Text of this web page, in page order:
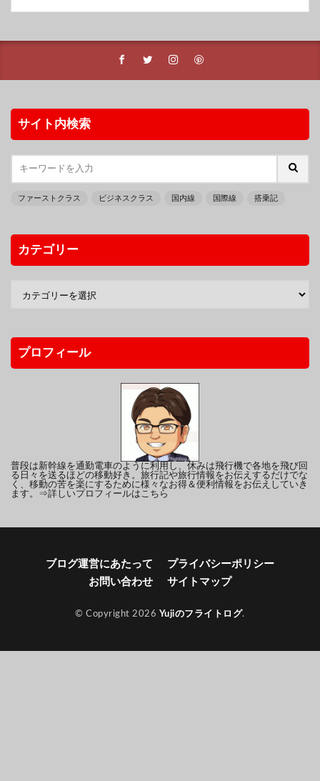
サイト内検索
ファーストクラス ビジネスクラス 国内線 国際線 搭乗記
カテゴリー
プロフィール
普段は新幹線を通勤電車のように利用し、休みは飛行機で各地を飛び回
る日々を送るほどの移動好き。旅行記や旅行情報をお伝えするだけでな
く、移動の苦を楽にするために様々なお得＆便利情報をお伝えしていき
ます。 ⇒詳しいプロフィールはこちら
ブログ運営にあたって
プライバシーポリシー
お問い合わせ
サイトマップ
© Copyright 2026 Yujiのフライトログ.